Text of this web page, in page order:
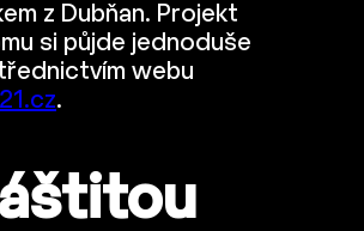
z Dubňan. Projekt
si půjde jednoduše
webu
.